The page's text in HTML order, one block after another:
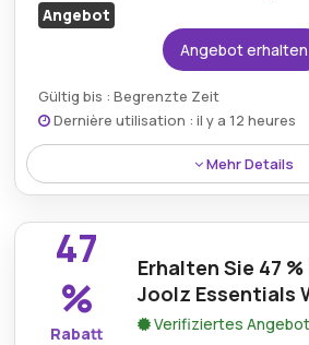
Angebot
Angebot erhalten
Gültig bis : Begrenzte Zeit
Dernière utilisation : il y a 12 heures
Mehr Details
Sichern Sie sich mit einem
Gutschein einen Preisnachlass
und langlebige Fox-Radkappen.
47
%
Rabatt
Erhalten Sie 47
Joolz Essentials
Verifiziertes Angebot